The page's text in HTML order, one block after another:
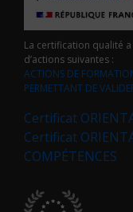
La certification qualité
d’actions suivantes :
ACTIONS DE
PERMETTANT DE
Certificat
Certificat
COMPÉTENCES